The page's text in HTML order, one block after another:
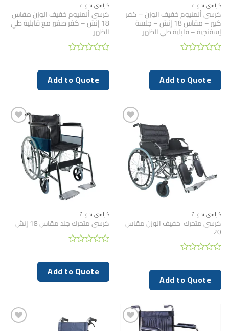
كراسي يدوية
كرسي ألمنيوم خفيف الوزن – كفر
كبير – مقاس 18 إنش – جلسة
إسفنجية – قابلية طي الظهر
0
من
5
Add to Quote
كراسي يدوية
كرسي ألمنيوم خفيف الوزن مقاس
18 إنش – كفر صغير مع قابلية طي
الظهر
0
من
5
Add to Quote
كراسي يدوية
كرسي متحرك خفيف الوزن مقاس
20
0
من
5
Add to Quote
كراسي يدوية
كرسي متحرك جلد مقاس 18 إنش
0
من
5
Add to Quote